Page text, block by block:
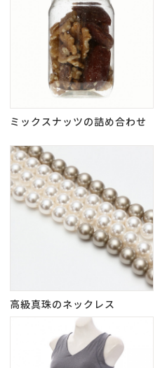
ミックスナッツの詰め合わせ
高級真珠のネックレス